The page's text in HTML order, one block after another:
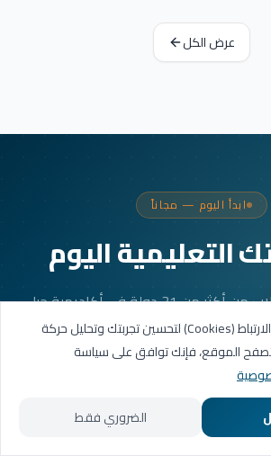
عرض الكل
ابدأ اليوم — مجاناً
التعليمية اليوم
انضم إلى آلاف الطلاب من أكثر من 31 دولة في أكاديمية جيل
جلستك الأولى مجانية.
احجز حصتك التجريبية
تواصل عبر واتساب
التعليمية
نستخدم ملفات تعريف الارتباط (Cookies) لتحسين تجربتك وتحليل حركة
تصفح الموقع، فإنك توافق على سياسة
الضروري فقط